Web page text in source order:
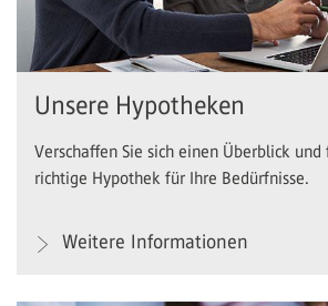
Unsere Hypotheken
Verschaffen Sie sich einen Überblick und
richtige Hypothek für Ihre Bedürfnisse.
Weitere Informationen